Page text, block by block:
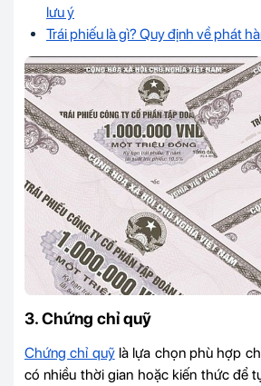
lưu ý
Trái phiếu là gì? Quy định về phát
3. Chứng chỉ quỹ
Chứng chỉ quỹlà lựa chọn phù hợp
có nhiều thời gian hoặc kiến thức để